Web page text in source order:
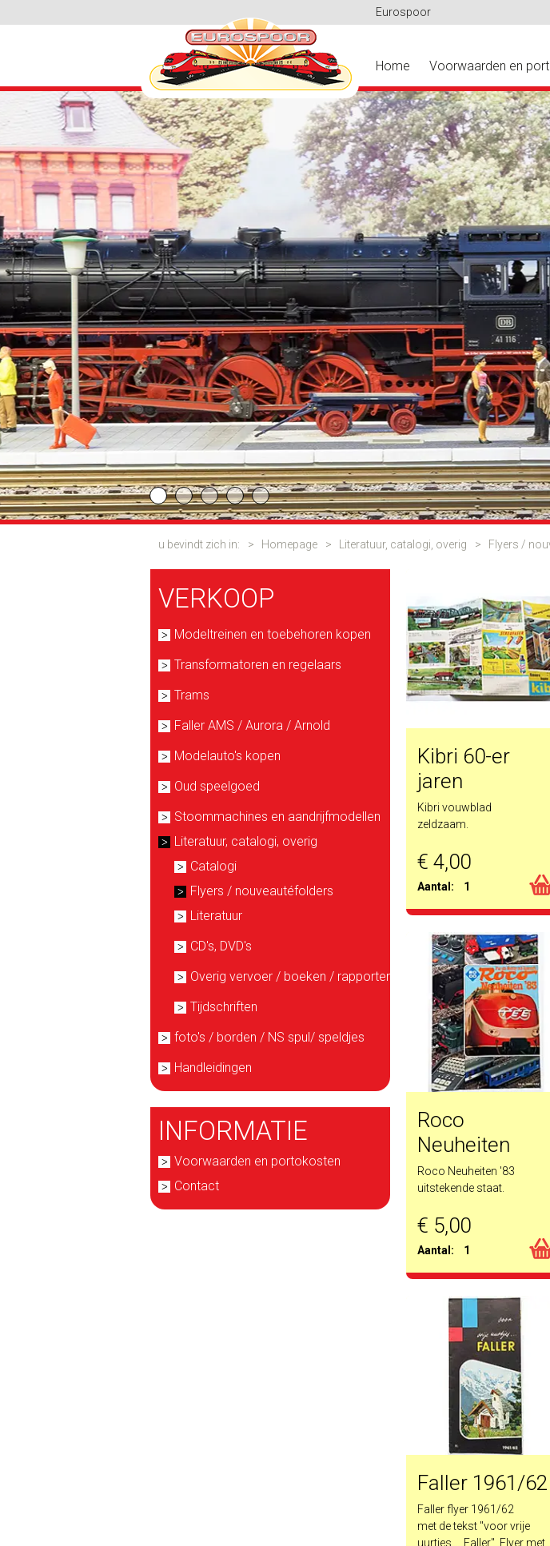
Eurospoor
Home Voorwaarden en
u bevindt zich in: > Homepage > Literatuur, catalogi, overig > Flyers /
VERKOOP
Modeltreinen en toebehoren kopen
Transformatoren en regelaars
Trams
Faller AMS / Aurora / Arnold
Modelauto's kopen
Oud speelgoed
Stoommachines en aandrijfmodellen
Literatuur, catalogi, overig
Catalogi
Flyers / nouveautéfolders
Literatuur
CD's, DVD's
Overig vervoer / boeken / rapporten
Tijdschriften
foto's / borden / NS spul/ speldjes
Handleidingen
INFORMATIE
Voorwaarden en portokosten
Contact
Kibri 60-er
jaren
Kibri vouwblad
zeldzaam.
€ 4,00
Aantal: 1
Roco
Neuheiten
Roco Neuheiten '83
uitstekende staat.
€ 5,00
Aantal: 1
Faller 1961/62
Faller flyer 1961/62
met de tekst "voor vrije
uurtjes.... Faller". Flyer met